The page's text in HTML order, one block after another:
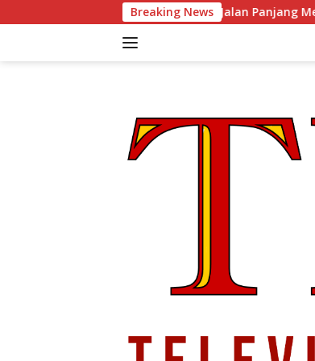
ke
Breaking News
dan Jalan Panjang Menuju Kedaulatan Ekonomi